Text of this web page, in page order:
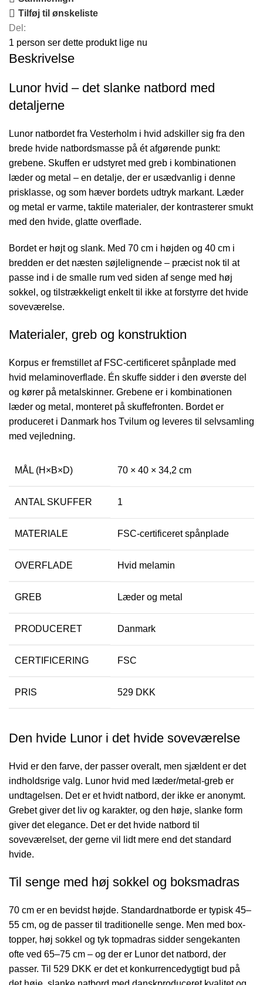
Tilføj til ønskeliste
Del:
1 person ser dette produkt lige nu
Beskrivelse
Lunor hvid – det slanke natbord med
detaljerne
Lunor natbordet fra Vesterholm i hvid adskiller sig fra den
brede hvide natbordsmasse på ét afgørende punkt:
grebene. Skuffen er udstyret med greb i kombinationen
læder og metal – en detalje, der er usædvanlig i denne
prisklasse, og som hæver bordets udtryk markant. Læder
og metal er varme, taktile materialer, der kontrasterer smukt
med den hvide, glatte overflade.
Bordet er højt og slank. Med 70 cm i højden og 40 cm i
bredden er det næsten søjlelignende – præcist nok til at
passe ind i de smalle rum ved siden af senge med høj
sokkel, og tilstrækkeligt enkelt til ikke at forstyrre det hvide
soveværelse.
Materialer, greb og konstruktion
Korpus er fremstillet af FSC-certificeret spånplade med
hvid melaminoverflade. Én skuffe sidder i den øverste del
og kører på metalskinner. Grebene er i kombinationen
læder og metal, monteret på skuffefronten. Bordet er
produceret i Danmark hos Tvilum og leveres til selvsamling
med vejledning.
MÅL (H×B×D) 70 × 40 × 34,2 cm
ANTAL SKUFFER 1
MATERIALE FSC-certificeret spånplade
OVERFLADE Hvid melamin
GREB Læder og metal
PRODUCERET Danmark
CERTIFICERING FSC
PRIS 529 DKK
Den hvide Lunor i det hvide soveværelse
Hvid er den farve, der passer overalt, men sjældent er det
indholdsrige valg. Lunor hvid med læder/metal-greb er
undtagelsen. Det er et hvidt natbord, der ikke er anonymt.
Grebet giver det liv og karakter, og den høje, slanke form
giver det elegance. Det er det hvide natbord til
soveværelset, der gerne vil lidt mere end det standard
hvide.
Til senge med høj sokkel og boksmadras
70 cm er en bevidst højde. Standardnatborde er typisk 45–
55 cm, og de passer til traditionelle senge. Men med box-
topper, høj sokkel og tyk topmadras sidder sengekanten
ofte ved 65–75 cm – og der er Lunor det natbord, der
passer. Til 529 DKK er det et konkurrencedygtigt bud på